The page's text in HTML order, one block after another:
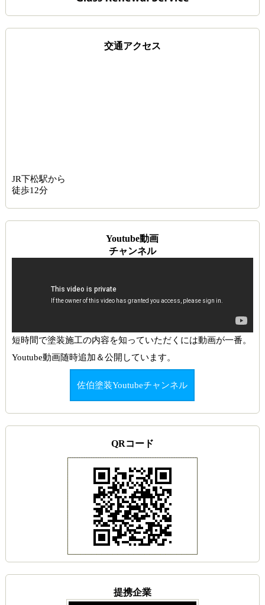
交通アクセス
JR下松駅から
徒歩12分
Youtube動画
チャンネル
短時間で塗装施工の内容を知っていただくには動画が一番。
Youtube動画随時追加＆公開しています。
佐伯塗装Youtubeチャンネル
QRコード
提携企業